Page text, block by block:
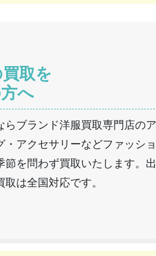
取を
へ
らブランド洋服買取専門店の
・アクセサリーなどファッシ
節を問わず買取いたします。
は全国対応です。